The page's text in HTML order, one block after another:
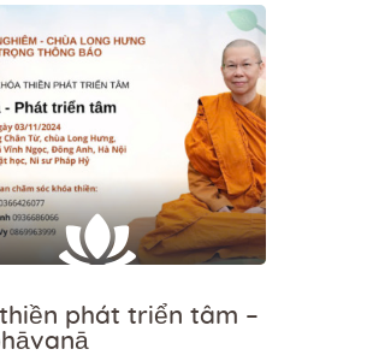
phát triển tâm –